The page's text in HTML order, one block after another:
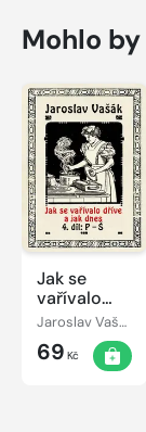
Mohlo
Jak se
vařívalo
kdysi a jak
dnes, 4.díl:
P-Š
Jaroslav Vašák
69 Kč